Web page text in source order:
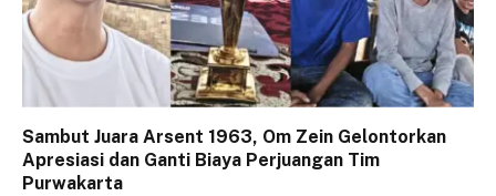
Sambut Juara Arsent 1963, Om Zein Gelontorkan
Apresiasi dan Ganti Biaya Perjuangan Tim
Purwakarta